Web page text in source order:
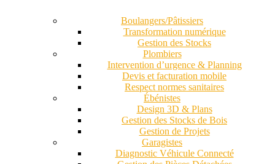
Boulangers/Pâtissiers
Transformation numérique
Gestion des Stocks
Plombiers
Intervention d’urgence & Planning
Devis et facturation mobile
Respect normes sanitaires
Ébénistes
Design 3D & Plans
Gestion des Stocks de Bois
Gestion de Projets
Garagistes
Diagnostic Véhicule Connecté